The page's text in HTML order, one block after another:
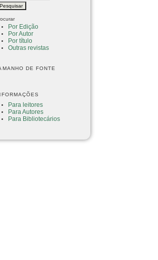
Por Edição
Por Autor
Por título
Outras revistas
DE FONTE
Para leitores
Para Autores
Para Bibliotecários